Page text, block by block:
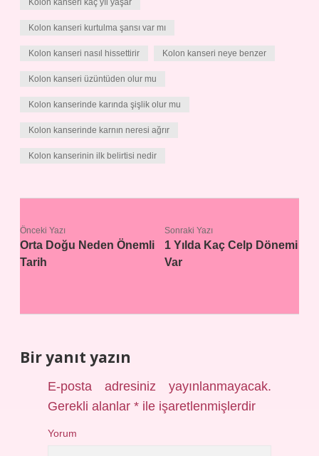
Kolon kanseri kaç yıl yaşar
Kolon kanseri kurtulma şansı var mı
Kolon kanseri nasıl hissettirir Kolon kanseri neye benzer
Kolon kanseri üzüntüden olur mu
Kolon kanserinde karında şişlik olur mu
Kolon kanserinde karnın neresi ağrır
Kolon kanserinin ilk belirtisi nedir
Önceki Yazı
Orta Doğu Neden Önemli
Tarih
Sonraki Yazı
1 Yılda Kaç Celp Dönemi
Var
Bir yanıt yazın
E-posta adresiniz yayınlanmayacak.
Gerekli alanlar* ile işaretlenmişlerdir
Yorum